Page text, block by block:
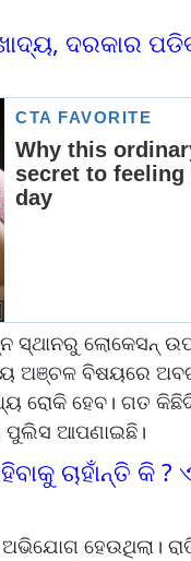
ଦରକାର
ସ୍ଥାନରୁ ଲୋକେସନ୍‌
ଅଞ୍ଚଳ ବିଷୟରେ
ରୋକି ହେବ। ଗତ
ପୁଲିସ ଆପଣାଇଛି।
ଚାହାଁନ୍ତି କି ?
ହେଉଥିଲା।